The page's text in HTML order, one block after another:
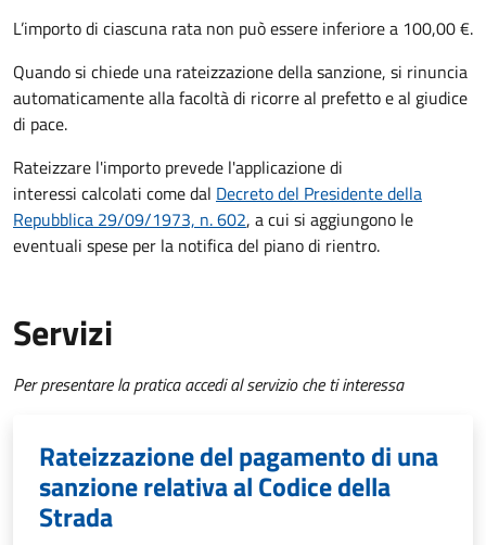
L’importo di ciascuna rata non può essere inferiore a 100,00 €.
Quando si chiede una rateizzazione della sanzione, si rinuncia
automaticamente alla facoltà di ricorre al prefetto e al giudice
di pace.
Rateizzare l'importo prevede l'applicazione di
interessi calcolati come dal Decreto del Presidente della
Repubblica 29/09/1973, n. 602, a cui si aggiungono le
eventuali spese per la notifica del piano di rientro.
Servizi
Per presentare la pratica accedi al servizio che ti interessa
Rateizzazione del pagamento di una
sanzione relativa al Codice della
Strada